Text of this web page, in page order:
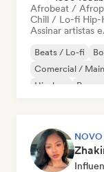
Afrobeat /
Chill / Lo-fi Hip-
Assinar artistas
Beats / Lo-fi
Comercial /
Hip-hop
Pop
NOVO